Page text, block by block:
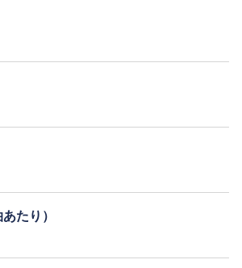
たり）